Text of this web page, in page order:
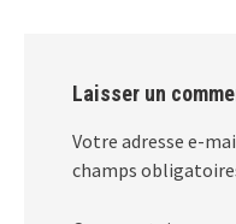
Laisser un
Votre adresse e-
champs